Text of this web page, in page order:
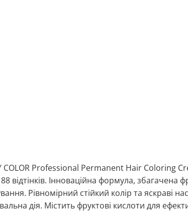
COLOR Professional Permanent Hair Coloring
відтінків. Інноваційна формула, збагачена
Рівномірний стійкий колір та яскраві
дія. Містить фруктові кислоти для